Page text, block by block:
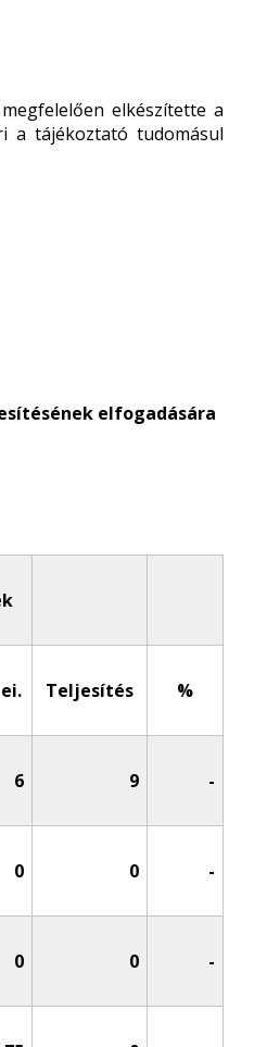
elkészítette a
a tájékoztató tudomásul
elfogadására
Teljesítés %
6 9 -
0 0 -
0 0 -